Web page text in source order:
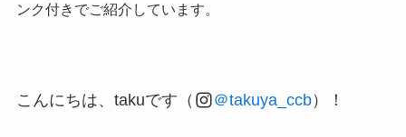
ンク付きでご紹介しています。
こんにちは、takuです（ ＠takuya_ccb）！